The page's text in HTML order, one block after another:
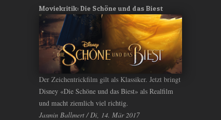
Moviekritik: Die Schöne und das Biest
Der Zeichentrickfilm gilt als Klassiker. Jetzt bringt
Disney «Die Schöne und das Biest» als Realfilm
und macht ziemlich viel richtig.
Jasmin Ballmert / Di, 14. Mär 2017